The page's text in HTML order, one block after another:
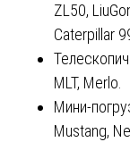
ZL50,
Caterpillar
MLT, Merlo.
Мини-
Mustang,